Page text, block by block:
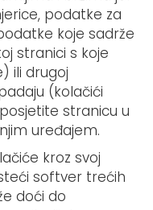
podatke za
koje sadrže
stranici s koje
ili drugoj
(kolačići
stranicu u
uređajem.
kroz svoj
softver trećih
doći do